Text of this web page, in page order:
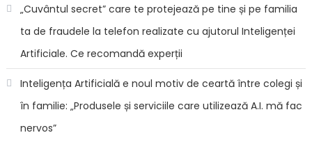
are
să
„Cuvântul secret” care te protejează pe tine și pe familia
ta de fraudele la telefon realizate cu ajutorul Inteligenței
Artificiale. Ce recomandă experții
Inteligența Artificială e noul motiv de ceartă între colegi și
în familie: „Produsele și serviciile care utilizează A.I. mă fac
nervos”